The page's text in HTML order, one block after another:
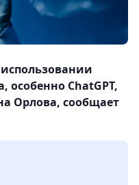
особенно ChatGPT,
Орлова, сообщает